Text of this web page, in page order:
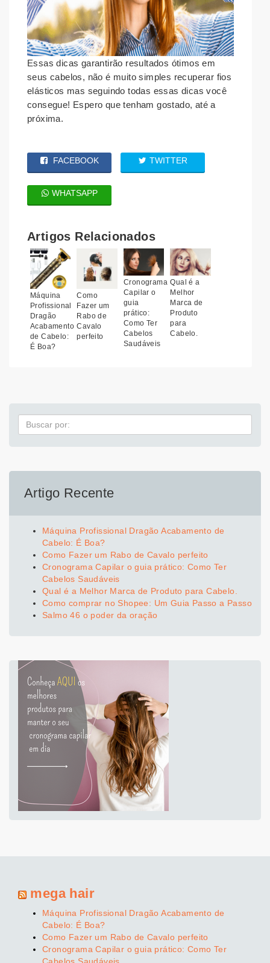
Essas dicas garantirão resultados ótimos em
seus cabelos, não é muito simples recuperar fios
elásticos mas seguindo todas essas dicas você
consegue! Espero que tenham gostado, até a
próxima.
FACEBOOK TWITTER
WHATSAPP
Artigos Relacionados
Máquina
Profissional
Dragão
Acabamento
de Cabelo:
É Boa?
Como
Fazer um
Rabo de
Cavalo
perfeito
Cronograma
Capilar o
guia
prático:
Como Ter
Cabelos
Saudáveis
Qual é a
Melhor
Marca de
Produto
para
Cabelo.
Pesquisa
Artigo Recente
Máquina Profissional Dragão Acabamento de
Cabelo: É Boa?
Como Fazer um Rabo de Cavalo perfeito
Cronograma Capilar o guia prático: Como Ter
Cabelos Saudáveis
Qual é a Melhor Marca de Produto para Cabelo.
Como comprar no Shopee: Um Guia Passo a Passo
Salmo 46 o poder da oração
mega hair
Máquina Profissional Dragão Acabamento de
Cabelo: É Boa?
Como Fazer um Rabo de Cavalo perfeito
Cronograma Capilar o guia prático: Como Ter